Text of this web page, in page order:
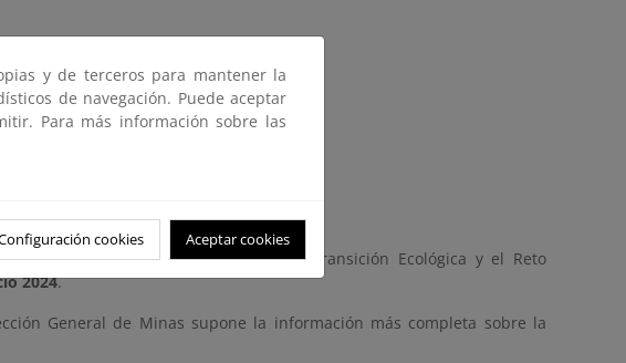
la página web del Ministerio para la Transición Ecológica y el Reto
2024.
General de Minas supone la información más completa sobre la
y de terceros para mantener la
de navegación. Puede aceptar
Para más información sobre las
cookies Aceptar cookies